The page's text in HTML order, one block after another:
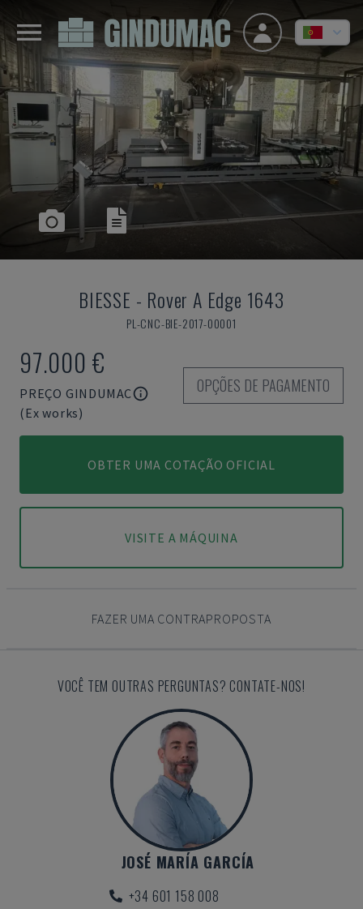
BIESSE - Rover A Edge 1643
PL-CNC-BIE-2017-00001
97.000 €
PREÇO GINDUMAC
(Ex works)
OPÇÕES DE PAGAMENTO
OBTER UMA COTAÇÃO OFICIAL
VISITE A MÁQUINA
FAZER UMA CONTRAPROPOSTA
VOCÊ TEM OUTRAS PERGUNTAS? CONTATE-NOS!
JOSÉ MARÍA GARCÍA
+34 601 158 008